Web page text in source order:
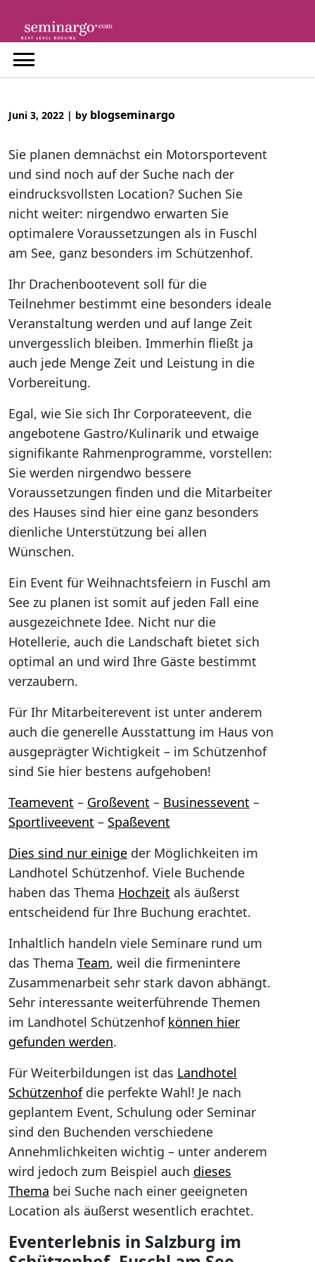
content
Juni 3, 2022 | by blogseminargo
Sie planen demnächst ein Motorsportevent
und sind noch auf der Suche nach der
eindrucksvollsten Location? Suchen Sie
nicht weiter: nirgendwo erwarten Sie
optimalere Voraussetzungen als in Fuschl
am See, ganz besonders im Schützenhof.
Ihr Drachenbootevent soll für die
Teilnehmer bestimmt eine besonders ideale
Veranstaltung werden und auf lange Zeit
unvergesslich bleiben. Immerhin fließt ja
auch jede Menge Zeit und Leistung in die
Vorbereitung.
Egal, wie Sie sich Ihr Corporateevent, die
angebotene Gastro/Kulinarik und etwaige
signifikante Rahmenprogramme, vorstellen:
Sie werden nirgendwo bessere
Voraussetzungen finden und die Mitarbeiter
des Hauses sind hier eine ganz besonders
dienliche Unterstützung bei allen
Wünschen.
Ein Event für Weihnachtsfeiern in Fuschl am
See zu planen ist somit auf jeden Fall eine
ausgezeichnete Idee. Nicht nur die
Hotellerie, auch die Landschaft bietet sich
optimal an und wird Ihre Gäste bestimmt
verzaubern.
Für Ihr Mitarbeiterevent ist unter anderem
auch die generelle Ausstattung im Haus von
ausgeprägter Wichtigkeit – im Schützenhof
sind Sie hier bestens aufgehoben!
Teamevent – Großevent – Businessevent –
Sportliveevent – Spaßevent
Dies sind nur einige der Möglichkeiten im
Landhotel Schützenhof. Viele Buchende
haben das Thema Hochzeit als äußerst
entscheidend für Ihre Buchung erachtet.
Inhaltlich handeln viele Seminare rund um
das Thema Team, weil die firmenintere
Zusammenarbeit sehr stark davon abhängt.
Sehr interessante weiterführende Themen
im Landhotel Schützenhof können hier
gefunden werden.
Für Weiterbildungen ist das Landhotel
Schützenhofdie perfekte Wahl! Je nach
geplantem Event, Schulung oder Seminar
sind den Buchenden verschiedene
Annehmlichkeiten wichtig – unter anderem
wird jedoch zum Beispiel auch dieses
Thema bei Suche nach einer geeigneten
Location als äußerst wesentlich erachtet.
Eventerlebnis in Salzburg im